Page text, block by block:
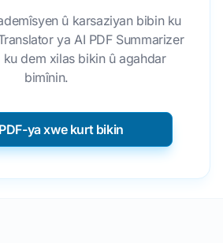
û karsaziyan bibin ku
ya AI PDF Summarizer
dem xilas bikin û agahdar
bimînin.
ya xwe kurt bikin